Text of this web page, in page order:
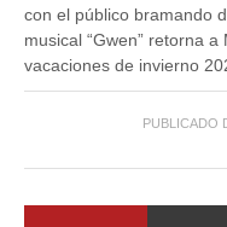
con el público bramando
musical “Gwen” retorna
vacaciones de invierno
PUBLICADO